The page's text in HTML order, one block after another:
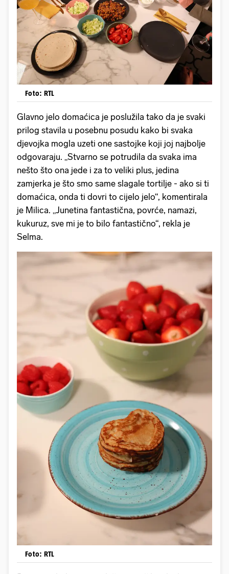
Foto: RTL
Glavno jelo domaćica je poslužila tako da je svaki
prilog stavila u posebnu posudu kako bi svaka
djevojka mogla uzeti one sastojke koji joj najbolje
odgovaraju. „Stvarno se potrudila da svaka ima
nešto što ona jede i za to veliki plus, jedina
zamjerka je što smo same slagale tortilje - ako si ti
domaćica, onda ti dovri to cijelo jelo“, komentirala
je Milica. „Junetina fantastična, povrće, namazi,
kukuruz, sve mi je to bilo fantastično“, rekla je
Selma.
Foto: RTL